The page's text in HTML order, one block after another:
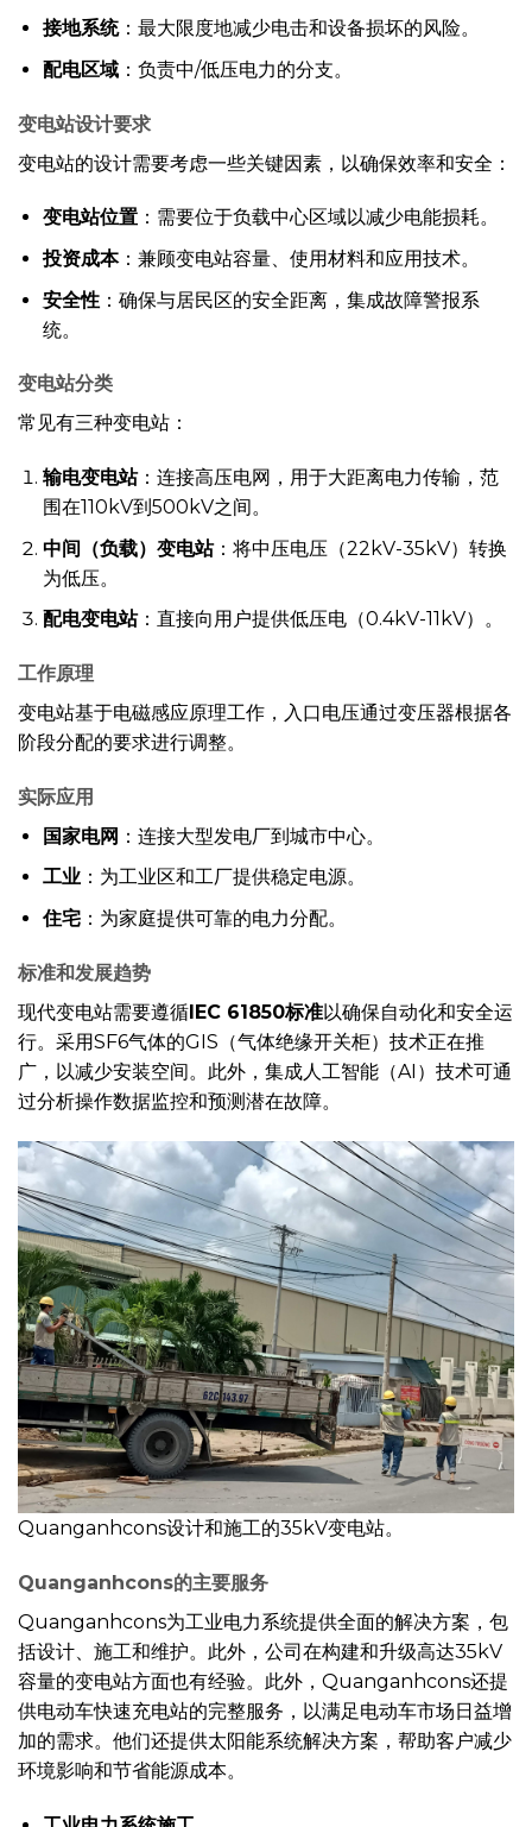
接地系统：最大限度地减少电击和设备损坏的风险。
配电区域：负责中/低压电力的分支。
变电站设计要求
变电站的设计需要考虑一些关键因素，以确保效率和安全：
变电站位置：需要位于负载中心区域以减少电能损耗。
投资成本：兼顾变电站容量、使用材料和应用技术。
安全性：确保与居民区的安全距离，集成故障警报系
统。
变电站分类
常见有三种变电站：
输电变电站：连接高压电网，用于大距离电力传输，范
围在110kV到500kV之间。
中间（负载）变电站：将中压电压（22kV-35kV）转换
为低压。
配电变电站：直接向用户提供低压电（0.4kV-11kV）。
工作原理
变电站基于电磁感应原理工作，入口电压通过变压器根据各
阶段分配的要求进行调整。
实际应用
国家电网 ：连接大型发电厂到城市中心。
工业：为工业区和工厂提供稳定电源。
住宅：为家庭提供可靠的电力分配。
标准和发展趋势
现代变电站需要遵循IEC 61850标准以确保自动化和安全运
行。采用SF6气体的GIS（气体绝缘开关柜）技术正在推
广，以减少安装空间。此外，集成人工智能（AI）技术可通
过分析操作数据监控和预测潜在故障。
Quanganhcons设计和施工的35kV变电站。
Quanganhcons的主要服务
Quanganhcons为工业电力系统提供全面的解决方案，包
括设计、施工和维护。此外，公司在构建和升级高达35kV
容量的变电站方面也有经验。此外，Quanganhcons还提
供电动车快速充电站的完整服务，以满足电动车市场日益增
加的需求。他们还提供太阳能系统解决方案，帮助客户减少
环境影响和节省能源成本。